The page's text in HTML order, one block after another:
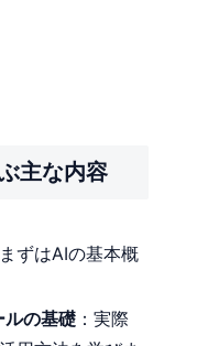
主な内容
ずはAIの基本概
の基礎 ：実際